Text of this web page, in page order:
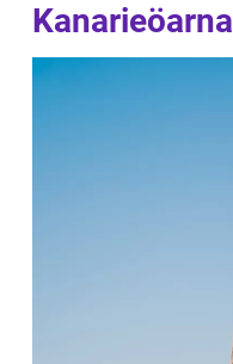
Kanarieöarna